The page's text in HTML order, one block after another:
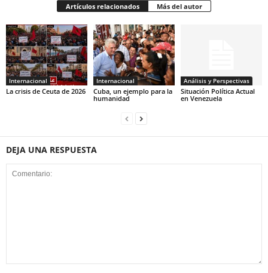
Artículos relacionados Más del autor
Internacional
La crisis de Ceuta de 2026
Internacional
Cuba, un ejemplo para la
humanidad
Análisis y Perspectivas
Situación Política Actual
en Venezuela
DEJA UNA RESPUESTA